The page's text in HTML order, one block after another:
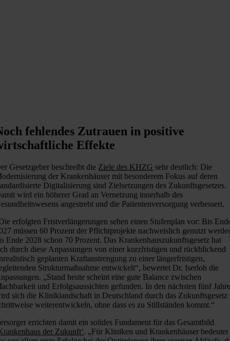
fehlendes Zutrauen in positive
Effekte
Gesetzgeber beschreibt die Ziele des KHZG sehr deutlich: Die
der Krankenhäuser mit besonderem Fokus auf deren
Digitalisierung sind Zielsetzungen des Zukunftsgesetzes.
wird ein höherer Grad an Vernetzung innerhalb des
angestrebt und die Patientenversorgung verbessert.
erfolgten Fristverlängerungen sehen einen Stufenplan vor: Bis
müssen 60 Prozent der Pflichtprojekte nachweislich genutzt
Ende 2028 schon 70 Prozent. Das Krankenhauszukunftsgesetz hat
durch diese Anpassungen von einer kurzfristigen und rückblickend
geplanten Kraftanstrengung zu einer längerfristigen,
Strukturmaßnahme entwickelt“, bewertet Dr. Iserloh die
„Stand heute scheint eine gute Balance zwischen
und Erfolgsaussichten gefunden. In den nächsten fünf
sich die Kliniklandschaft in Deutschland durch das Zukunftsgesetz
weiterentwickeln, ohne dass es zu Stillständen kommt.“
errichten damit ein solides Fundament für das Gesamtbild
der Zukunft‘. „Für Kliniken und Krankenhäuser bedeutet